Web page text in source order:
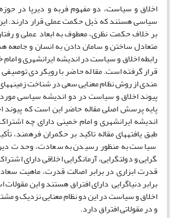
اخلاق و سیاست، دو مفهوم فربه و دیرپا در
سیاسی هستند که ذیل حکمت عملی قرار دارند.
بر خلاف حکمت نظری، معطوف به ابعاد عملی و
متعادل ساختن و سامان دادن به انسان و جامعه
رابطه اخلاق و سیاست در اندیشه ایرانشهری و
مندی از روش­ نظام معنایی سعی در شناخت
پیوند اخلاق و سیاست در دو اندیشه سیاسی
پایه پرسش اصلی مقاله حاضر این است که
اندیشه ایرانشهری و امام خمینی دارای چه
طبق یافته­های مقاله تاکید بر حکمران فرهمند،
گرایی و دولت­گرایی، آرمان­گرایی اخلاقی دارای
قدرت ابزاری در برابر اصالت قدرت، ماهیت
برابر دنیاگرایی دارای افتراق هستند و این
اخلاق و سیاست در این دو نظام معنایی نزدیک و
و در مقولاتی افتراق دارد.